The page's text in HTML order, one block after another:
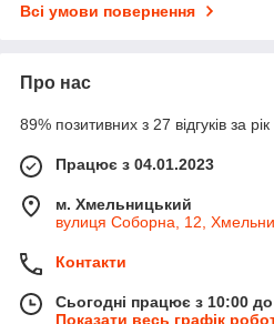
Всі умови повернення
Про нас
89% позитивних з 27 відгуків за рік
Працює з 04.01.2023
м. Хмельницький
вулиця Соборна, 12,
Контакти
Сьогодні працює з 10:00
Показати весь графік